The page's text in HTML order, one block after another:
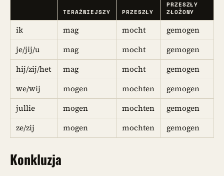
TERAŹNIEJSZY PRZESZŁY
PRZESZŁY
ZŁOŻONY
ik mag mocht
gemogen
je/jij/u
mag mocht
gemogen
hij/zij/het
mag mocht
gemogen
we/wij
mogen mochten
gemogen
jullie
mogen mochten
gemogen
ze/zij
mogen mochten gemogen
Konkluzja